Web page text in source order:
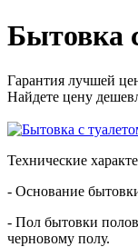
Бытовка
Гарантия лучшей
Найдете цену
Технические
- Основание
- Пол бытовки
черновому полу.